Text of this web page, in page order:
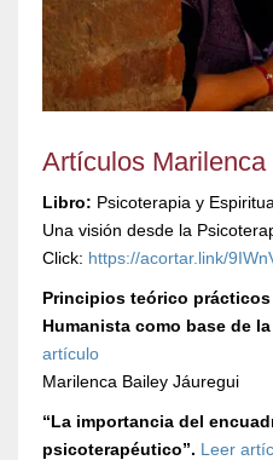
Artículos Marilenca
Libro: Psicoterapia y
Una visión desde la
Click: https://acortar.link/
Principios teórico
Humanista como base de
artículo
Marilenca Bailey Jáuregui
“La importancia del
psicoterapéutico”. Leer